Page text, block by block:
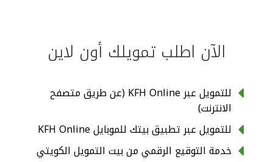
مواقع الفروع وأجهزة الصرف الآلي
ماليزيا
تركيا
الآن اطلب تمويلك أون لاين
للتمويل عبر KFH Online (عن طريق متصفح
الانترنت)
للتمويل عبر تطبيق بيتك للموبايل KFH Online
خدمة التوقيع الرقمي من بيت التمويل الكويتي